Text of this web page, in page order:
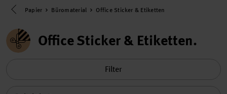
Eine Kategorie zurück navigieren
Papier Büromaterial Office Sticker & Etiketten
Office Sticker & Etiketten
Filter